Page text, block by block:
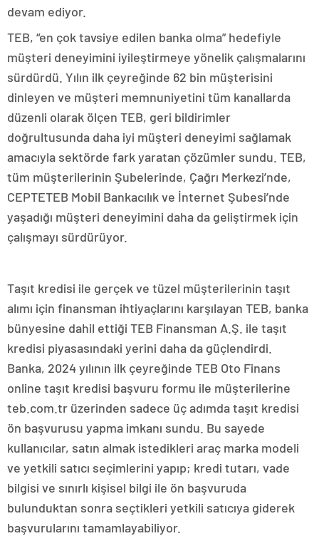
devam ediyor.
TEB, “en çok tavsiye edilen banka olma” hedefiyle
müşteri deneyimini iyileştirmeye yönelik çalışmalarını
sürdürdü. Yılın ilk çeyreğinde 62 bin müşterisini
dinleyen ve müşteri memnuniyetini tüm kanallarda
düzenli olarak ölçen TEB, geri bildirimler
doğrultusunda daha iyi müşteri deneyimi sağlamak
amacıyla sektörde fark yaratan çözümler sundu. TEB,
tüm müşterilerinin Şubelerinde, Çağrı Merkezi’nde,
CEPTETEB Mobil Bankacılık ve İnternet Şubesi’nde
yaşadığı müşteri deneyimini daha da geliştirmek için
çalışmayı sürdürüyor.
Taşıt kredisi ile gerçek ve tüzel müşterilerinin taşıt
alımı için finansman ihtiyaçlarını karşılayan TEB, banka
bünyesine dahil ettiği TEB Finansman A.Ş. ile taşıt
kredisi piyasasındaki yerini daha da güçlendirdi.
Banka, 2024 yılının ilk çeyreğinde TEB Oto Finans
online taşıt kredisi başvuru formu ile müşterilerine
teb.com.tr üzerinden sadece üç adımda taşıt kredisi
ön başvurusu yapma imkanı sundu. Bu sayede
kullanıcılar, satın almak istedikleri araç marka modeli
ve yetkili satıcı seçimlerini yapıp; kredi tutarı, vade
bilgisi ve sınırlı kişisel bilgi ile ön başvuruda
bulunduktan sonra seçtikleri yetkili satıcıya giderek
başvurularını tamamlayabiliyor.